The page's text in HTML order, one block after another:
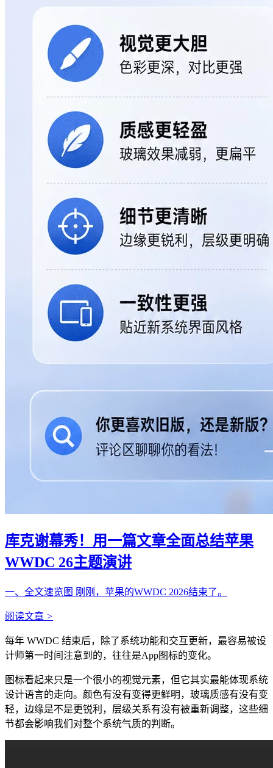
库克谢幕秀！用一篇文章全面总结苹果
WWDC 26主题演讲
一、全文速览图 刚刚，苹果的WWDC 2026结束了。
阅读文章 >
每年 WWDC 结束后，除了系统功能和交互更新，最容易被设
计师第一时间注意到的，往往是App图标的变化。
图标看起来只是一个很小的视觉元素，但它其实最能体现系统
设计语言的走向。颜色有没有变得更鲜明，玻璃质感有没有变
轻，边缘是不是更锐利，层级关系有没有被重新调整，这些细
节都会影响我们对整个系统气质的判断。